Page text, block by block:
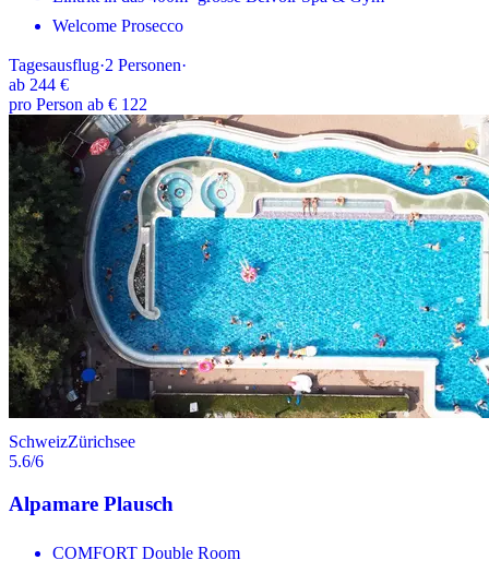
Welcome Prosecco
Tagesausflug·2 Personen·
ab 244 €
pro Person ab € 122
SchweizZürichsee
5.6/6
Alpamare Plausch
COMFORT Double Room